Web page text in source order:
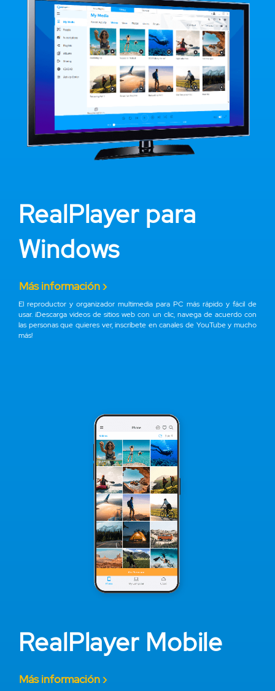
RealPlayer para
Windows
Más información ›
El reproductor y organizador multimedia para PC más rápido y fácil de
usar. ¡Descarga videos de sitios web con un clic, navega de acuerdo con
las personas que quieres ver, inscríbete en canales de YouTube y mucho
más!
RealPlayer Mobile
Más información ›